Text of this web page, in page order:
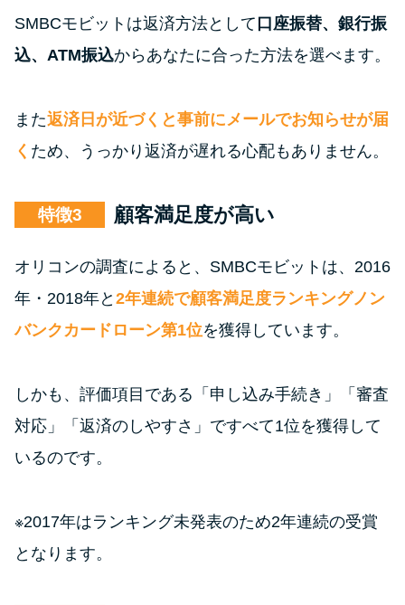
SMBCモビットは返済方法として 口座振替、銀行振
込、ATM振込からあなたに合った方法を選べます。
また返済日が近づくと事前にメールでお知らせが届
く ため、うっかり返済が遅れる心配もありません。
特徴 顧客満足度が高い
オリコンの調査によると、SMBCモビットは、2016
年・2018年と 2年連続で顧客満足度ランキングノン
バンクカードローン第1位を獲得しています。
しかも、評価項目である「申し込み手続き」「審査
対応」「返済のしやすさ」ですべて1位を獲得して
いるのです。
※2017年はランキング未発表のため2年連続の受賞
となります。